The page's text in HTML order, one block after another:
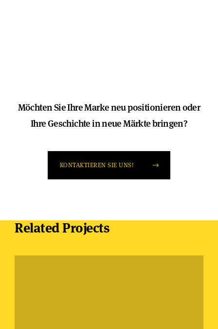
Möchten Sie Ihre Marke neu positionieren oder
Ihre Geschichte in neue Märkte bringen?
KONTAKTIEREN SIE UNS!
Related Projects